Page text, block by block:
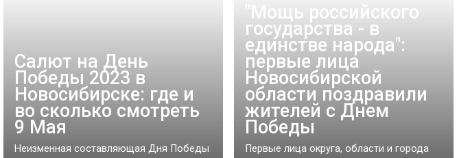
Салют на День
Победы 2023 в
Новосибирске: где и
во сколько смотреть
9 Мая
Неизменная составляющая Дня Победы
"Мощь российского
государства - в
единстве народа":
первые лица
Новосибирской
области поздравили
жителей с Днем
Победы
Первые лица округа, области и города